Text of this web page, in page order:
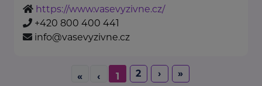
https://www.vasevyzivne.cz/
+420 800 400 441
info@vasevyzivne.cz
« ‹ 1 2 › »